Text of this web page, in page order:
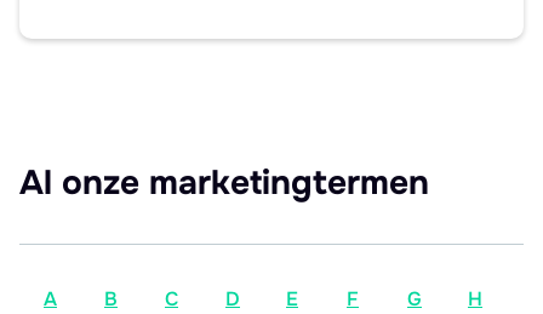
Al onze marketingtermen
A B C D E F G
H